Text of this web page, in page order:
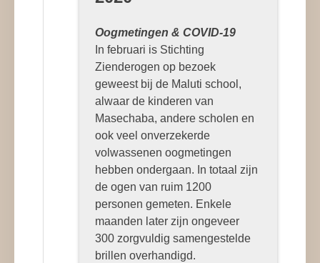
Oogmetingen & COVID-19
In februari is Stichting
Zienderogen op bezoek
geweest bij de Maluti school,
alwaar de kinderen van
Masechaba, andere scholen en
ook veel onverzekerde
volwassenen oogmetingen
hebben ondergaan. In totaal zijn
de ogen van ruim 1200
personen gemeten. Enkele
maanden later zijn ongeveer
300 zorgvuldig samengestelde
brillen overhandigd.